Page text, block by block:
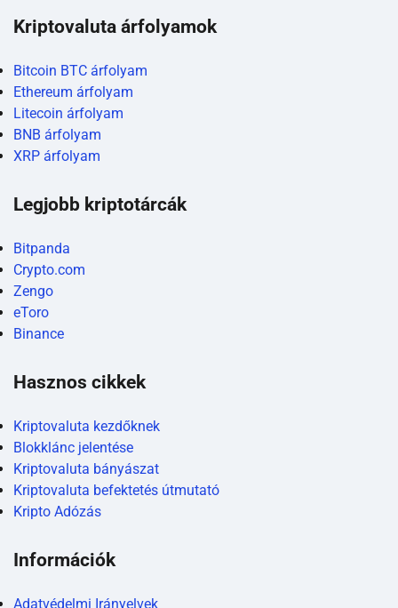
Kriptovaluta árfolyamok
Bitcoin BTC árfolyam
Ethereum árfolyam
Litecoin árfolyam
BNB árfolyam
XRP árfolyam
Legjobb kriptotárcák
Bitpanda
Crypto.com
Zengo
eToro
Binance
Hasznos cikkek
Kriptovaluta kezdőknek
Blokklánc jelentése
Kriptovaluta bányászat
Kriptovaluta befektetés útmutató
Kripto Adózás
Információk
Adatvédelmi Irányelvek